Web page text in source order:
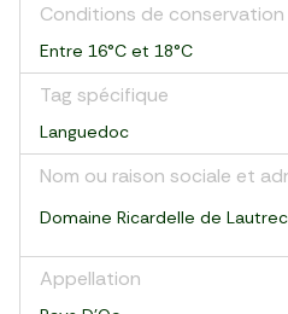
Conditions de conservation
Entre 16°C et 18°C
Tag spécifique
Languedoc
Nom ou raison sociale et
Domaine Ricardelle de Lautrec
Appellation